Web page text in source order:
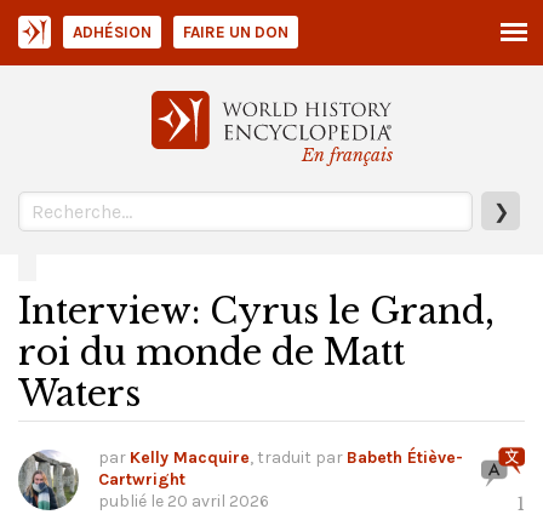
En français
❯
ADHÉSION FAIRE UN DON
Interview: Cyrus le Grand,
roi du monde de Matt
Waters
par Kelly Macquire, traduit par Babeth Étiève-
Cartwright
publié le 20 avril 2026 1